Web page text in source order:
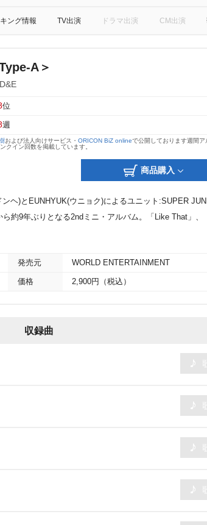
ング情報 TV出演 ドラマ出演 CM出演
A＞
位
週
および法人向けサービス・ ORICON BiZ onlineで公開しております週間ア
クイン回数を掲載しています。
商品購入
ヘ)とEUNHYUK(ウニョク)によるユニット:SUPER
約9年ぶりとなる2ndミニ・アルバム。「Like That」、
発売元 WORLD ENTERTAINMENT
価格 2,900円（税込）
収録曲